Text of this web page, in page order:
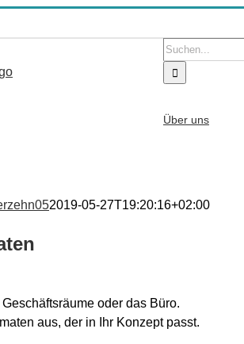
Suche
nach:
Über uns
2019-05-27T19:20:16+02:00
Geschäftsräume oder das Büro.
aus, der in Ihr Konzept passt.